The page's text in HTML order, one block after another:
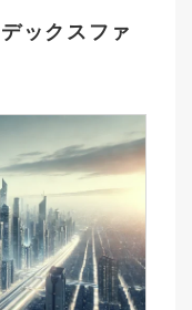
ックスファ